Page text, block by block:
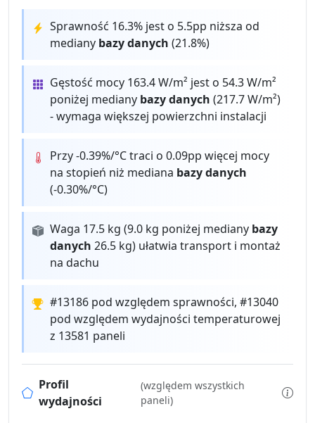
Sprawność 16.3% jest o 5.5pp niższa od
mediany bazy danych (21.8%)
Gęstość mocy 163.4 W/m² jest o 54.3 W/m²
poniżej mediany bazy danych (217.7 W/m²)
- wymaga większej powierzchni instalacji
Przy -0.39%/°C traci o 0.09pp więcej mocy
na stopień niż mediana bazy danych
(-0.30%/°C)
Waga 17.5 kg (9.0 kg poniżej mediany bazy
danych 26.5 kg) ułatwia transport i montaż
na dachu
#13186 pod względem sprawności, #13040
pod względem wydajności temperaturowej
z 13581 paneli
Profil
wydajności
(względem wszystkich
paneli)